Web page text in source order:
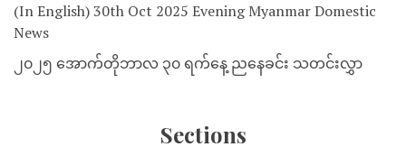
(In English) 30th Oct 2025 Evening Myanmar Domestic
News
၂၀၂၅ အောက်တိုဘာလ ၃၀ ရက်နေ့ ညနေခင်း သတင်းလွှာ
Sections